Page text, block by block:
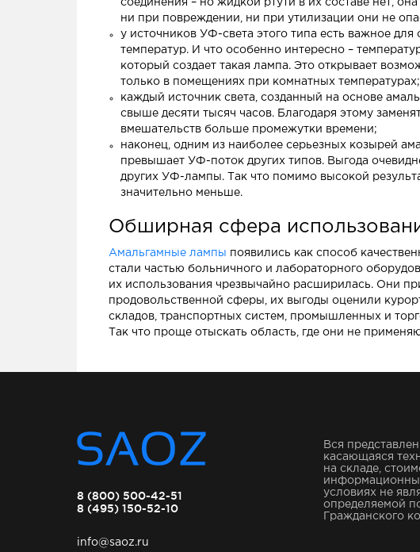
соединения – но жидкой ртути в их составе нет,
ни при повреждении, ни при утилизации они не
у источников УФ-света этого типа есть важное
температур. И что особенно интересно –
который создает такая лампа. Это открывает
только в помещениях при комнатных температурах;
каждый источник света, созданный на основе
свыше десяти тысяч часов. Благодаря этому
вмешательств больше промежутки времени;
наконец, одним из наиболее серьезных козырей
превышает УФ-поток других типов. Выгода
других УФ-лампы. Так что помимо высокой
значительно меньше.
Обширная сфера
Амальгамные лампы появились как способ
стали частью больничного и лабораторного
их использования чрезвычайно расширилась. Они
продовольственной сферы, их выгоды оценили
складов, транспортных систем, промышленных и
Так что проще отыскать область, где они не
8 (800) 500-42-51
8 (495) 150-52-10
info@saoz.ru
Вся
касающаяся
на складе,
условиях не
определяемой
Гражданского